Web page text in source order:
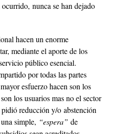
nunca se han dejado
hacen un enorme
mediante el aporte de los
público esencial.
por todas las partes
esfuerzo hacen son los
los usuarios mas no el sector
reducción y/o abstención
simple, “espera” de